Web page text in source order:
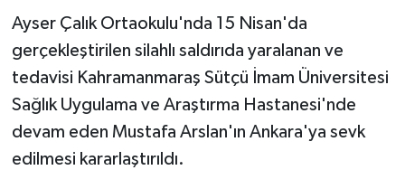
Ayser Çalık Ortaokulu'nda 15 Nisan'da
gerçekleştirilen silahlı saldırıda yaralanan ve
tedavisi Kahramanmaraş Sütçü İmam Üniversitesi
Sağlık Uygulama ve Araştırma Hastanesi'nde
devam eden Mustafa Arslan'ın Ankara'ya sevk
edilmesi kararlaştırıldı.